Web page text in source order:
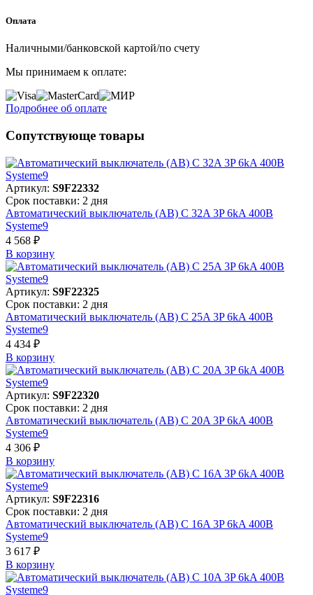
Оплата
Наличными/банковской картой/по счету
Мы принимаем к оплате:
Подробнее об оплате
Сопутствующе товары
Артикул: S9F22332
Срок поставки: 2 дня
Автоматический выключатель (АВ) C 32A 3P 6kA 400В
Systeme9
4 568 ₽
В корзинy
Артикул: S9F22325
Срок поставки: 2 дня
Автоматический выключатель (АВ) C 25A 3P 6kA 400В
Systeme9
4 434 ₽
В корзинy
Артикул: S9F22320
Срок поставки: 2 дня
Автоматический выключатель (АВ) C 20A 3P 6kA 400В
Systeme9
4 306 ₽
В корзинy
Артикул: S9F22316
Срок поставки: 2 дня
Автоматический выключатель (АВ) C 16A 3P 6kA 400В
Systeme9
3 617 ₽
В корзинy